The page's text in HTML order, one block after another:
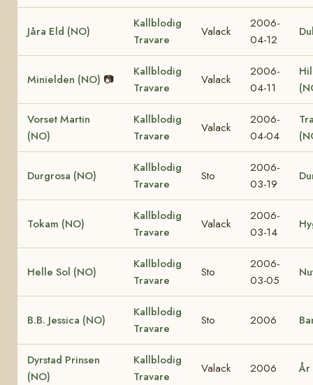
Jåra Eld (NO)
Kallblodig
Travare
Valack
2006-
04-12
Minielden (NO) 📷
Kallblodig
Travare
Valack
2006-
04-11
Vorset Martin
(NO)
Kallblodig
Travare
Valack
2006-
04-04
Durgrosa (NO)
Kallblodig
Travare
Sto
2006-
03-19
Tokam (NO)
Kallblodig
Travare
Valack
2006-
03-14
Helle Sol (NO)
Kallblodig
Travare
Sto
2006-
03-05
B.B. Jessica (NO)
Kallblodig
Travare
Sto 2006
Dyrstad Prinsen
(NO)
Kallblodig
Travare
Valack 2006 År